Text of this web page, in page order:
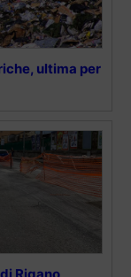
ultima per